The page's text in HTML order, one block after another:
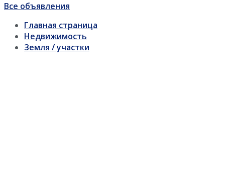
Все объявления
Главная страница
Недвижимость
Земля / участки